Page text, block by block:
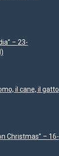
– 23-
il cane, il gatto
Christmas” – 16-